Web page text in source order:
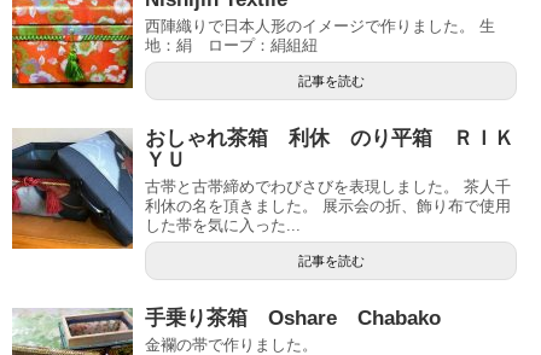
西陣織りで日本人形のイメージで作りました。 生
地：絹 ロープ：絹組紐
記事を読む
おしゃれ茶箱 利休 のり平箱 ＲＩＫ
ＹＵ
古帯と古帯締めでわびさびを表現しました。 茶人千
利休の名を頂きました。 展示会の折、飾り布で使用
した帯を気に入った...
記事を読む
手乗り茶箱 Oshare Chabako
金襴の帯で作りました。